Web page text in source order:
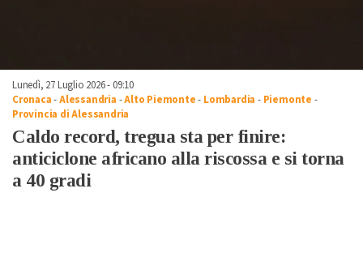
Lunedì, 27 Luglio 2026 - 09:10
Cronaca-Alessandria -Alto Piemonte- Lombardia - Piemonte -
Provincia di Alessandria
Caldo record, tregua sta per finire:
anticiclone africano alla riscossa e si torna
a 40 gradi